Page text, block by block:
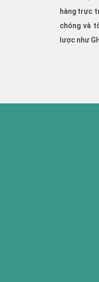
hàng trực
chóng và
lược như